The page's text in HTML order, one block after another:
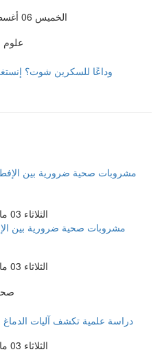
الخميس 06 أغسطس 2026 11:44 صباحاً
علوم
الثلاثاء 03 مارس 2026 12:10 صباحاً
مشروبات صحية ضرورية بين
الثلاثاء 03 مارس 2026 12:10 صباحاً
دراسة علمية تكشف آليات الدماغ
الثلاثاء 03 مارس 2026 12:10 صباحاً